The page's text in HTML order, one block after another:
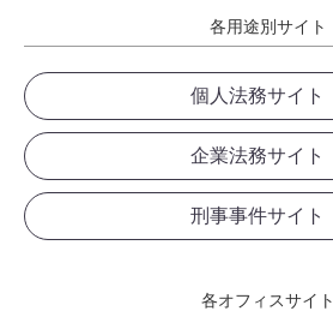
各用途別サイト
個人法務サイト
企業法務サイト
刑事事件サイト
各オフィスサイト